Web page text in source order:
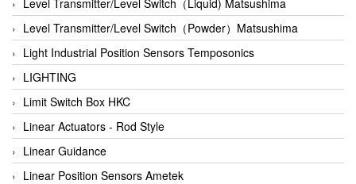
Autec
Auto Flow
Automatic valve
Aventics
Avproglobal
Axiomtek
AZBIL
Level Transmitter/Level Switch（Powder）Matsushima
Light Industrial Position Sensors Temposonics
LIGHTING
Limit Switch Box HKC
Linear Actuators - Rod Style
Linear Guidance
Linear Position Sensors Ametek